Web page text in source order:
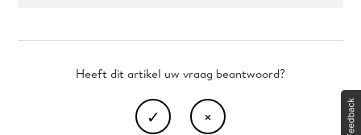
Heeft dit artikel uw vraag beantwoord?